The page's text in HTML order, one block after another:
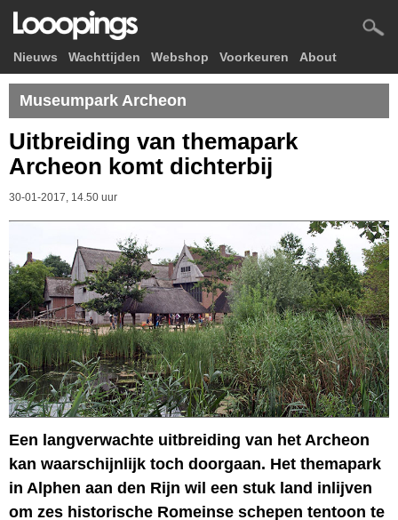
Nieuws Wachttijden Webshop Voorkeuren About
Museumpark Archeon
Uitbreiding van themapark
Archeon komt dichterbij
30-01-2017, 14.50 uur
Een langverwachte uitbreiding van het Archeon
kan waarschijnlijk toch doorgaan. Het themapark
in Alphen aan den Rijn wil een stuk land inlijven
om zes historische Romeinse schepen tentoon te